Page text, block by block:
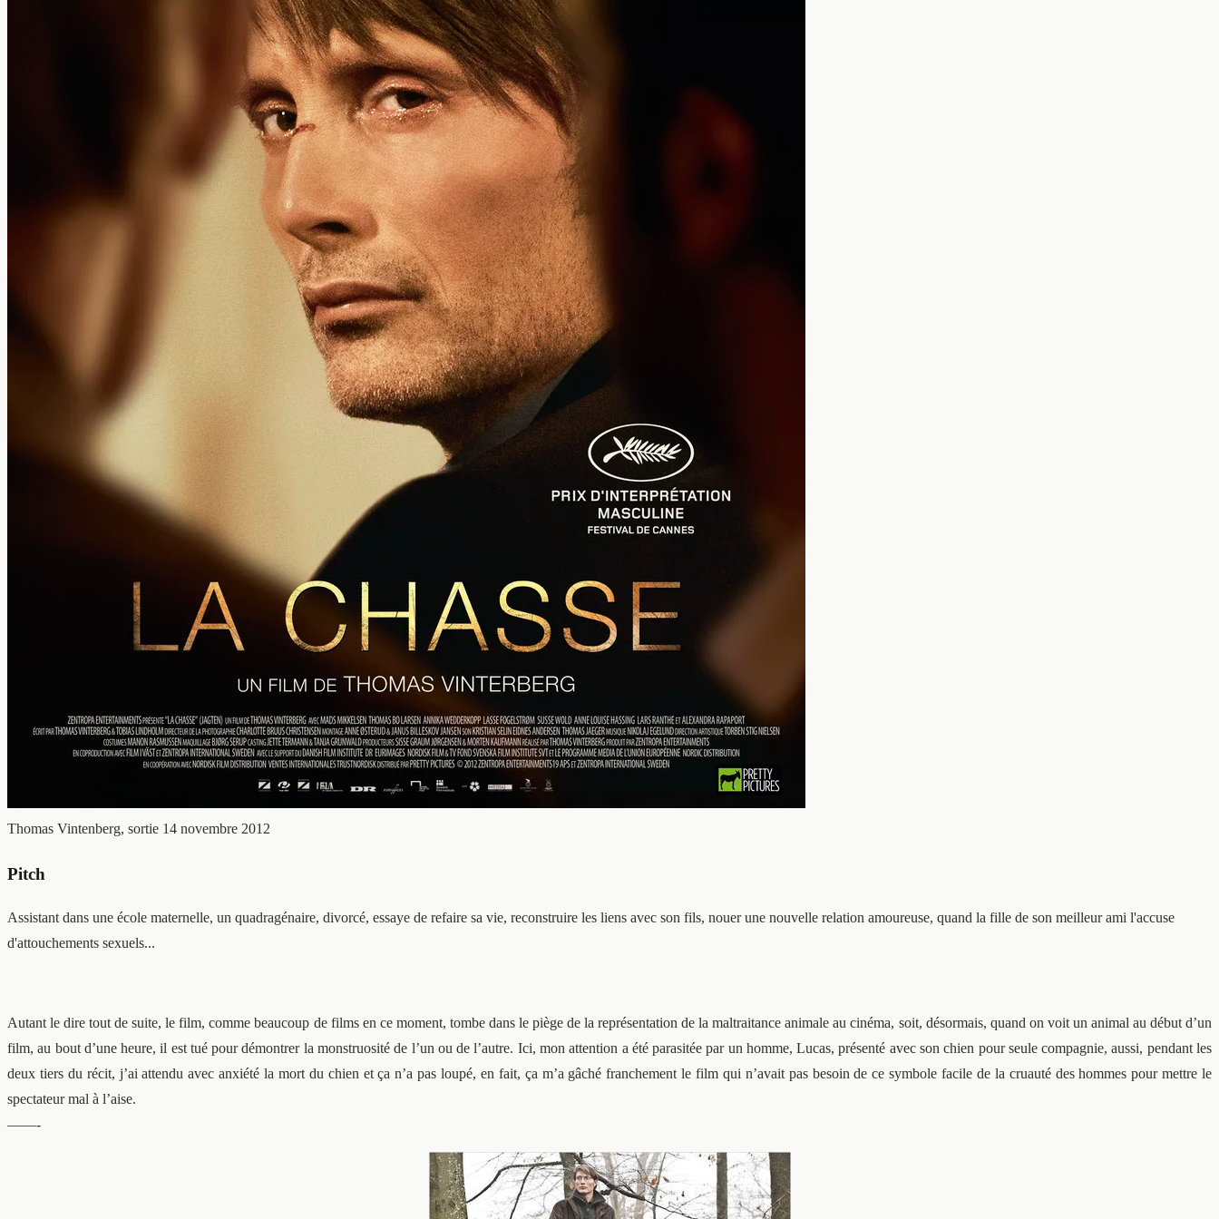
Thomas Vintenberg, sortie 14 novembre 2012
Pitch
Assistant dans une école maternelle, un quadragénaire, divorcé, essaye de refaire sa vie, reconstruire les liens avec son fils, nouer une nouvelle relation amoureuse, quand la fille de son meilleur ami l'accuse
d'attouchements sexuels...
Autant le dire tout de suite, le film, comme beaucoup de films en ce moment, tombe dans le piège de la représentation de la maltraitance animale au cinéma, soit, désormais, quand on voit un animal au début d’un
film, au bout d’une heure, il est tué pour démontrer la monstruosité de l’un ou de l’autre. Ici, mon attention a été parasitée par un homme, Lucas, présenté avec son chien pour seule compagnie, aussi, pendant les
deux tiers du récit, j’ai attendu avec anxiété la mort du chien et ça n’a pas loupé, en fait, ça m’a gâché franchement le film qui n’avait pas besoin de ce symbole facile de la cruauté des hommes pour mettre le
spectateur mal à l’aise.
——-